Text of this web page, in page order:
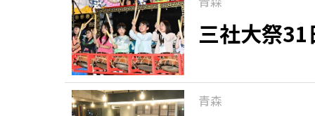
三社大祭
青森